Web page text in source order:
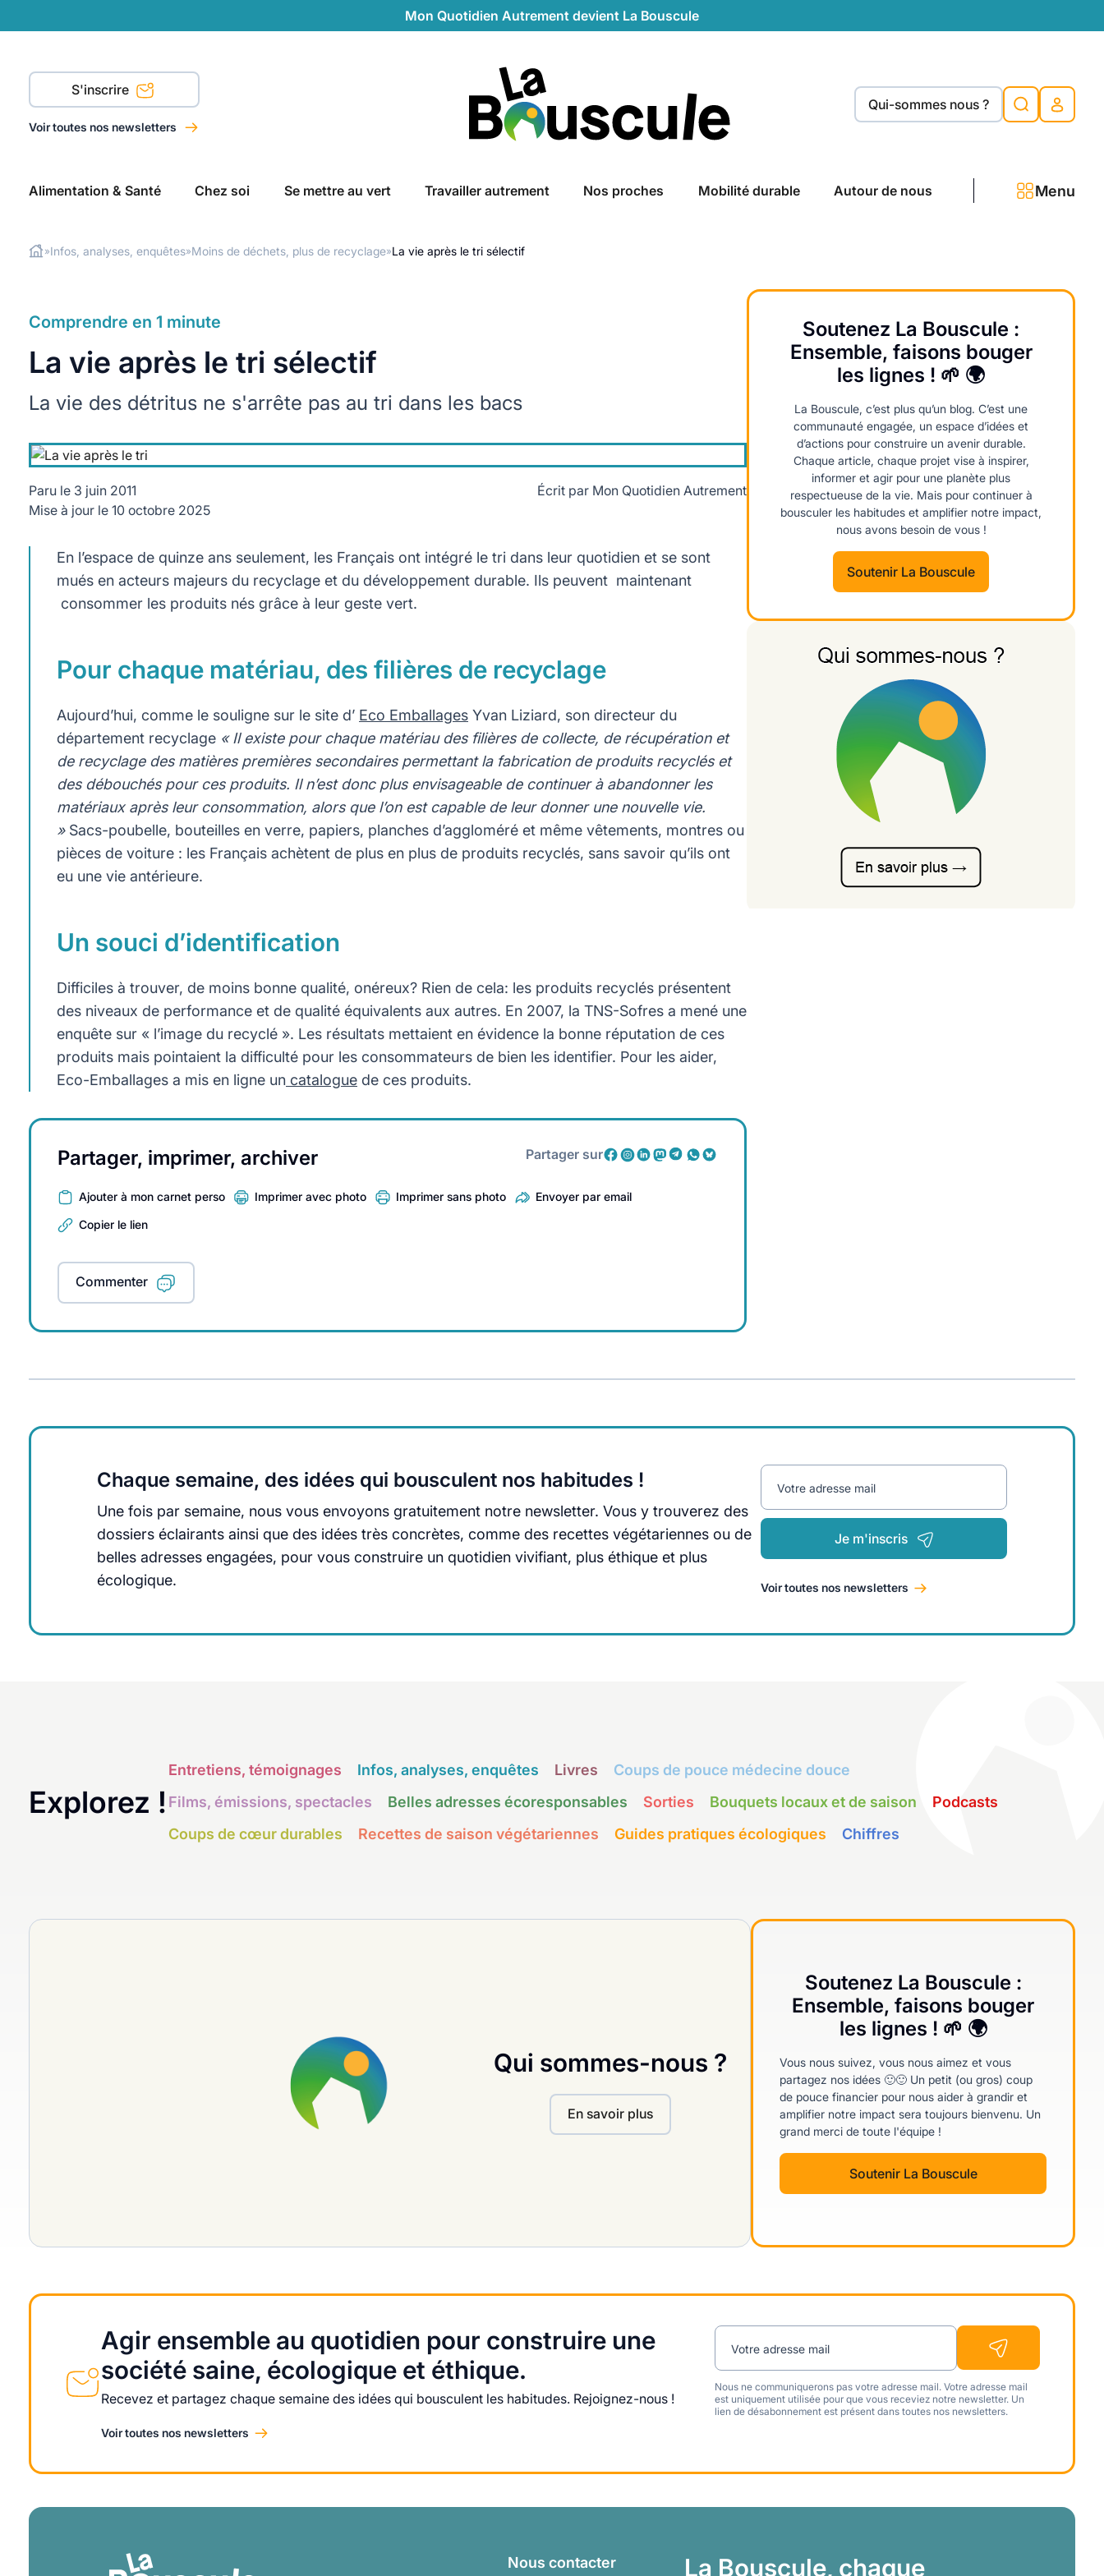
Mon Quotidien Autrement devient La Bouscule
S'inscrire
Voir toutes nos newsletters
Qui-sommes nous ?
Alimentation & Santé Chez soi Se mettre au vert Travailler autrement Nos proches Mobilité durable Autour de nous Menu
»Infos, analyses, enquêtes»Moins de déchets, plus de recyclage»La vie après le tri sélectif
Comprendre en 1 minute
La vie après le tri sélectif
La vie des détritus ne s'arrête pas au tri dans les bacs
Paru le 3 juin 2011
Mise à jour le 10 octobre 2025
Écrit par Mon Quotidien Autrement
En l’espace de quinze ans seulement, les Français ont intégré le tri dans leur quotidien et se sont
mués en acteurs majeurs du recyclage et du développement durable. Ils peuvent maintenant
consommer les produits nés grâce à leur geste vert.
Pour chaque matériau, des filières de recyclage
Aujourd’hui, comme le souligne sur le site d’ Eco Emballages Yvan Liziard, son directeur du
département recyclage « Il existe pour chaque matériau des filières de collecte, de récupération et
de recyclage des matières premières secondaires permettant la fabrication de produits recyclés et
des débouchés pour ces produits. Il n’est donc plus envisageable de continuer à abandonner les
matériaux après leur consommation, alors que l’on est capable de leur donner une nouvelle vie.
»Sacs-poubelle, bouteilles en verre, papiers, planches d’aggloméré et même vêtements, montres ou
pièces de voiture : les Français achètent de plus en plus de produits recyclés, sans savoir qu’ils ont
eu une vie antérieure.
Un souci d’identification
Difficiles à trouver, de moins bonne qualité, onéreux? Rien de cela: les produits recyclés présentent
des niveaux de performance et de qualité équivalents aux autres. En 2007, la TNS-Sofres a mené une
enquête sur « l’image du recyclé ». Les résultats mettaient en évidence la bonne réputation de ces
produits mais pointaient la difficulté pour les consommateurs de bien les identifier. Pour les aider,
Eco-Emballages a mis en ligne un catalogue de ces produits.
Partager, imprimer, archiver Partager sur
Ajouter à mon carnet perso Imprimer avec photo Imprimer sans photo Envoyer par email
Copier le lien
Commenter
Soutenez La Bouscule :
Ensemble, faisons bouger
les lignes ! 🌱 🌍
La Bouscule, c’est plus qu’un blog. C’est une
communauté engagée, un espace d’idées et
d’actions pour construire un avenir durable.
Chaque article, chaque projet vise à inspirer,
informer et agir pour une planète plus
respectueuse de la vie. Mais pour continuer à
bousculer les habitudes et amplifier notre impact,
nous avons besoin de vous !
Soutenir La Bouscule
Chaque semaine, des idées qui bousculent nos habitudes !
Une fois par semaine, nous vous envoyons gratuitement notre newsletter. Vous y trouverez des
dossiers éclairants ainsi que des idées très concrètes, comme des recettes végétariennes ou de
belles adresses engagées, pour vous construire un quotidien vivifiant, plus éthique et plus
écologique.
Votre adresse mail
Je m'inscris
Voir toutes nos newsletters
Explorez !
Entretiens, témoignages Infos, analyses, enquêtes Livres
Coups de pouce médecine douce
Films, émissions, spectacles
Belles adresses écoresponsables Sorties Bouquets locaux et de saison
Podcasts
Coups de cœur durables
Recettes de saison végétariennes Guides pratiques écologiques Chiffres
Qui sommes-nous ?
En savoir plus
Soutenez La Bouscule :
Ensemble, faisons bouger
les lignes ! 🌱 🌍
Vous nous suivez, vous nous aimez et vous
partagez nos idées 🙂🙂 Un petit (ou gros) coup
de pouce financier pour nous aider à grandir et
amplifier notre impact sera toujours bienvenu. Un
grand merci de toute l'équipe !
Soutenir La Bouscule
Agir ensemble au quotidien pour construire une
société saine, écologique et éthique.
Recevez et partagez chaque semaine des idées qui bousculent les habitudes. Rejoignez-nous !
Voir toutes nos newsletters
Votre adresse mail
Nous ne communiquerons pas votre adresse mail. Votre adresse mail
est uniquement utilisée pour que vous receviez notre newsletter. Un
lien de désabonnement est présent dans toutes nos newsletters.
Nous contacter La Bouscule, chaque